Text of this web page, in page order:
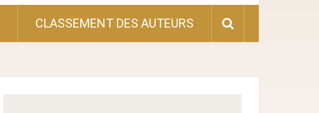
CLASSEMENT DES AUTEURS